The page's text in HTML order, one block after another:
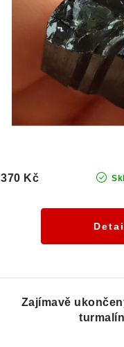
370 Kč
Zajímavě